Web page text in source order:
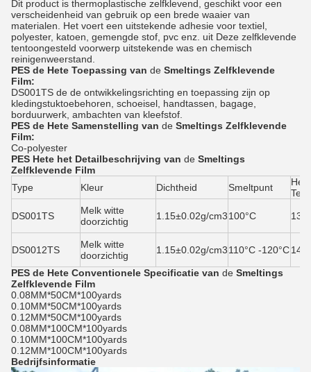
Dit product is thermoplastische zelfklevend, geschikt voor een
verscheidenheid van gebruik op een brede waaier van
materialen. Het voert een uitstekende adhesie voor textiel,
polyester, katoen, gemengde stof, pvc enz. uit Deze zelfklevende
tentoongesteld voorwerp uitstekende was en chemisch
reinigenweerstand.
PES de Hete Toepassing van de Smeltings Zelfklevende
Film:
DS001TS de de ontwikkelingsrichting en toepassing zijn op
kledingstuktoebehoren, schoeisel, handtassen, bagage,
borduurwerk, ambachten van kleefstof.
PES de Hete Samenstelling van de Smeltings Zelfklevende
Film:
Co-polyester
PES Hete het Detailbeschrijving van de Smeltings
Zelfklevende Film
Type
Kleur Dichtheid Smeltpunt
Het
DS001TS
Melk witte
doorzichtig
1.15±0.02g/cm3100°C
DS0012TS
Melk witte
doorzichtig
1.15±0.02g/cm3110°C -120°C
PES de Hete Conventionele Specificatie van de Smeltings
Zelfklevende Film
0.08MM*50CM*100yards
0.10MM*50CM*100yards
0.12MM*50CM*100yards
0.08MM*100CM*100yards
0.10MM*100CM*100yards
0.12MM*100CM*100yards
Bedrijfsinformatie